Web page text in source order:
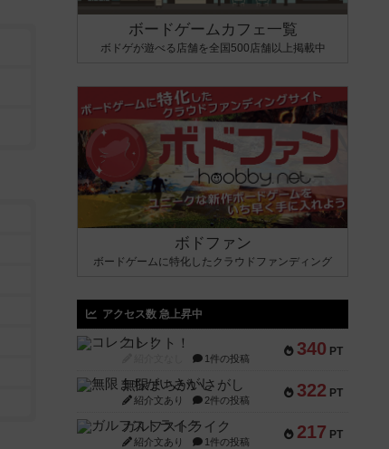
ボードゲームカフェ一覧
ボドゲが遊べる店舗を全国500店舗以上掲載中
ボドファン
ボードゲームに特化したクラウドファンディング
アクセス数 急上昇中
340 PT
コレクト！
1件の投稿
322 PT
無限まちがいさがし
紹介文あり 2件の投稿
217 PT
ガルフストライク
紹介文あり 1件の投稿